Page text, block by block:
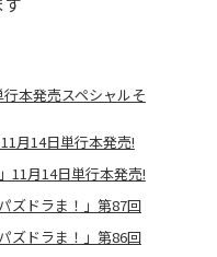
行本発売スペシャルそ
月14日単行本発売!
11月14日単行本発売!
ズドラま！」第87回
ズドラま！」第86回